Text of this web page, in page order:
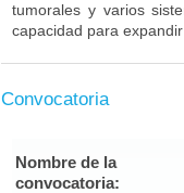
tumorales y varios
capacidad para
Convocatoria
Nombre de la
convocatoria: